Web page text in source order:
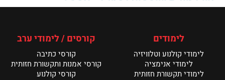
קרא עוד >
תערוכת הבוגרים יוצאת לדרך!לימודים
לימודי קולנוע וטלוויזיה
לימודי אנימציה
לימודי תקשורת חזותית
קורסים / לימודי ערב
קורסי כתיבה
קורסי אמנות ותקשורת חזותית
קורסי קולנוע